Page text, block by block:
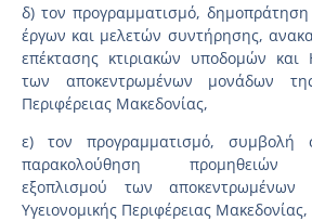
δ) τον προγραμματισμό,
έργων και μελετών συντήρησης,
επέκτασης κτιριακών υποδομών
των αποκεντρωμένων μονάδων
Περιφέρειας Μακεδονίας,
ε) τον προγραμματισμό, συμβολή
παρακολούθηση προμηθειών
εξοπλισμού των
Υγειονομικής Περιφέρειας Μακεδονίας,